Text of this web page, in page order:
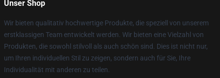
Unser Shop
Wir bieten qualitativ hochwertige Produkte, die speziell von unserem
erstklassigen Team entwickelt werden. Wir bieten eine Vielzahl von
Produkten, die sowohl stilvoll als auch schön sind. Dies ist nicht nur,
um Ihren individuellen Stil zu zeigen, sondern auch für Sie, Ihre
Individualität mit anderen zu teilen.